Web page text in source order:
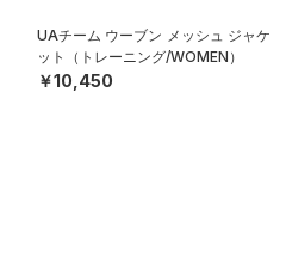
UAチーム ウーブン メッシュ ジャケ
ット（トレーニング/WOMEN）
￥10,450